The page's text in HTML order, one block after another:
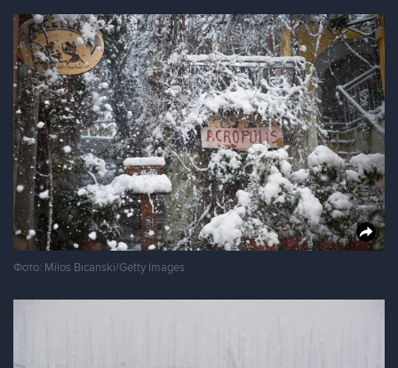
Фото: Milos Bicanski/Getty Images